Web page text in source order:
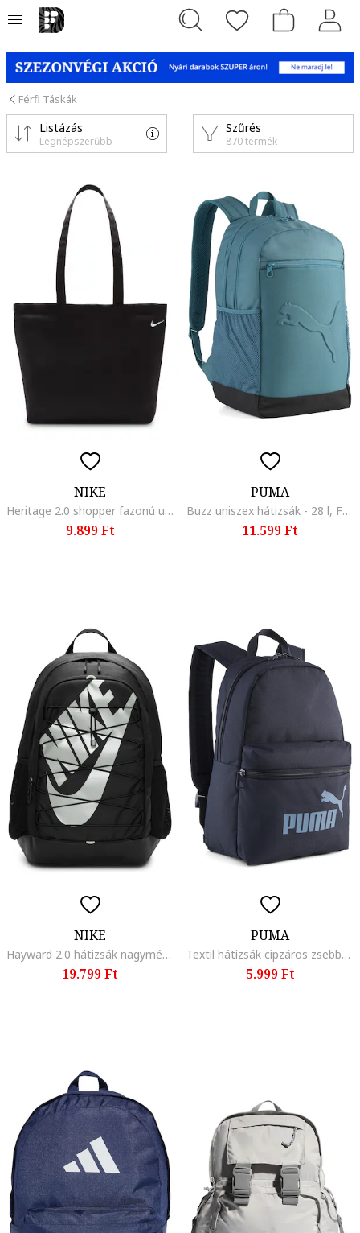
Férfi Táskák
Szűrés
870 termék
Listázás
Legnépszerűbb
NIKE
Heritage 2.0 shopper fazonú uniszex táska logóval, Fekete
9.899 Ft
PUMA
Buzz uniszex hátizsák - 28 l, Fekete/Perzsazöld
11.599 Ft
NIKE
Hayward 2.0 hátizsák nagyméretű logóval, Fekete/Világosszürke
19.799 Ft
PUMA
Textil hátizsák cipzáros zsebbel az elején, Sötétkék
5.999 Ft